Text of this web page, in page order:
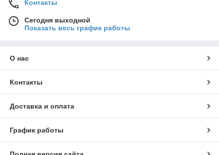
Контакты
Сегодня выходной
Показать весь график работы
О нас
Контакты
Доставка и оплата
График работы